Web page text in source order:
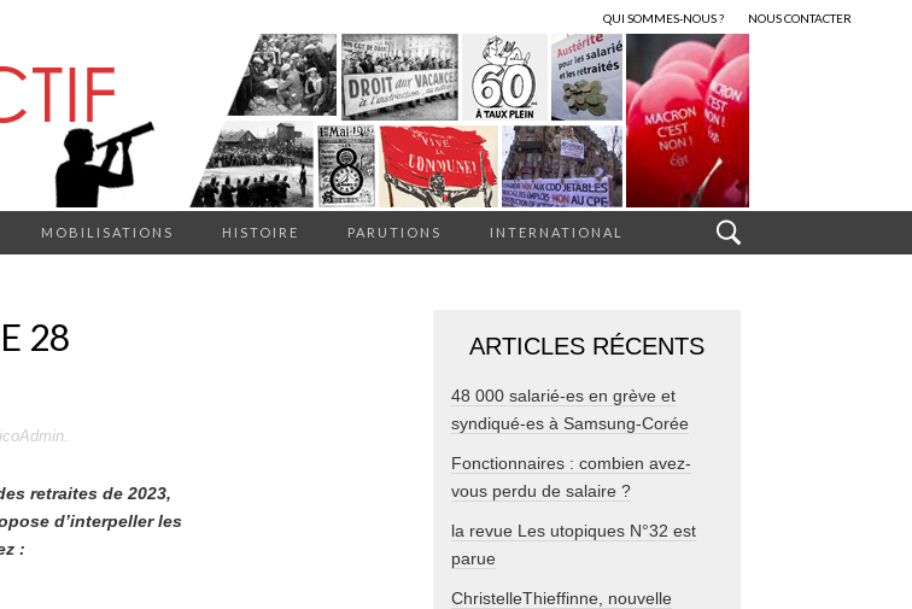
QUI SOMMES-NOUS ? NOUS CONTACTER
MOBILISATIONS HISTOIRE PARUTIONS INTERNATIONAL
28
.
retraites de 2023,
d’interpeller les
:
ARTICLES RÉCENTS
48 000 salarié-es en grève et
syndiqué-es à Samsung-Corée
Fonctionnaires : combien avez-
vous perdu de salaire ?
la revue Les utopiques N°32 est
parue
ChristelleThieffinne, nouvelle